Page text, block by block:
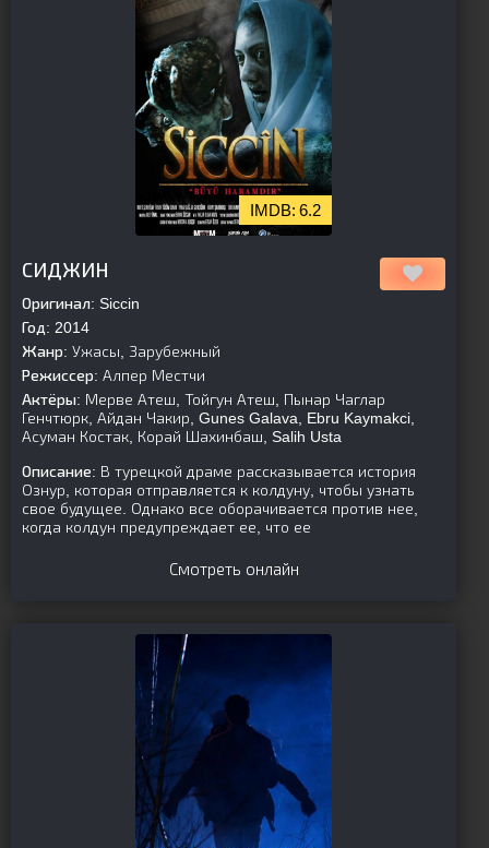
6.2
СИДЖИН
Оригинал: Siccin
Год: 2014
Жанр: Ужасы, Зарубежный
Режиссер: Алпер Местчи
Актёры: Мерве Атеш, Тойгун Атеш, Пынар Чаглар
Генчтюрк, Айдан Чакир, Gunes Galava, Ebru Kaymakci,
Асуман Костак, Корай Шахинбаш, Salih Usta
Описание: В турецкой драме рассказывается история
Ознур, которая отправляется к колдуну, чтобы узнать
свое будущее. Однако все оборачивается против нее,
когда колдун предупреждает ее, что ее
Смотреть онлайн